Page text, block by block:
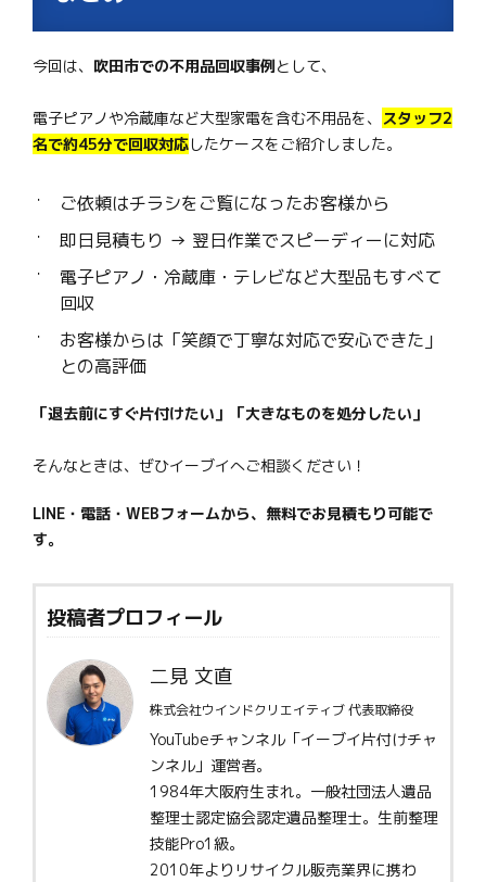
今回は、 吹田市での不用品回収事例として、
電子ピアノや冷蔵庫など大型家電を含む不用品を、
スタッフ2
名で約45分で回収対応したケースをご紹介しました。
ご依頼はチラシをご覧になったお客様から
即日見積もり → 翌日作業でスピーディーに対応
電子ピアノ・冷蔵庫・テレビなど大型品もすべて
回収
お客様からは「笑顔で丁寧な対応で安心できた」
との高評価
「退去前にすぐ片付けたい」「大きなものを処分したい」
そんなときは、ぜひイーブイへご相談ください！
LINE・電話・WEBフォームから、無料でお見積もり可能で
す。
投稿者プロフィール
二見 文直
株式会社ウインドクリエイティブ 代表取締役
YouTubeチャンネル「イーブイ片付けチャ
ンネル」運営者。
1984年大阪府生まれ。一般社団法人遺品
整理士認定協会認定遺品整理士。生前整理
技能Pro1級。
2010年よりリサイクル販売業界に携わ